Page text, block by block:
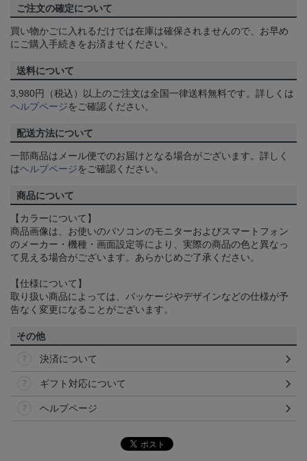
ご注文の確定について
買い物かごに入れるだけでは在庫は確保されませんので、お早め
にご購入手続きをお済ませください。
送料について
3,980円（税込）以上のご注文は全国一律送料無料です。詳しくは
ヘルプページをご確認ください。
配送方法について
一部商品はメール便でのお届けとなる場合がございます。詳しく
はヘルプページをご確認ください。
商品について
【カラーについて】
商品画像は、お使いのパソコンのモニターおよびスマートフォン
のメーカー・機種・画面設定等により、実際の商品の色と異なっ
て見える場合がございます。あらかじめご了承ください。
【仕様について】
取り扱い商品によっては、パッケージやデザインなどの仕様が予
告なく変更になることがございます。
その他
決済について
ギフト対応について
ヘルプページ